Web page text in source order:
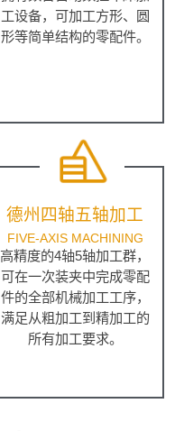
工设备，可加工方形、圆
形等简单结构的零配件。
德州四轴五轴加工
FIVE-AXIS MACHINING
高精度的4轴5轴加工群，
可在一次装夹中完成零配
件的全部机械加工工序，
满足从粗加工到精加工的
所有加工要求。